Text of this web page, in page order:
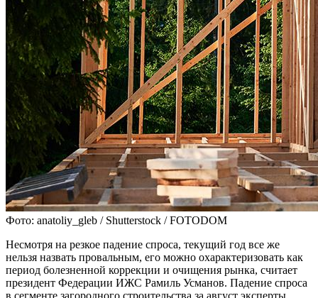
Фото: anatoliy_gleb / Shutterstock / FOTODOM
Несмотря на резкое падение спроса, текущий год все же
нельзя назвать провальным, его можно охарактеризовать как
период болезненной коррекции и очищения рынка, считает
президент Федерации ИЖС Рамиль Усманов. Падение спроса
в сегменте загородного строительства за август эксперты